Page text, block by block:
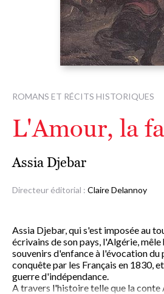
ROMANS ET RÉCITS HISTORIQUES
L'Amour, la
Assia Djebar
Directeur éditorial : Claire Delannoy
Assia Djebar, qui s'est imposée au
écrivains de son pays, l'Algérie,
souvenirs d'enfance à l'évocation du
conquête par les Français en 1830,
guerre d'indépendance.
A travers l'histoire telle que la conte